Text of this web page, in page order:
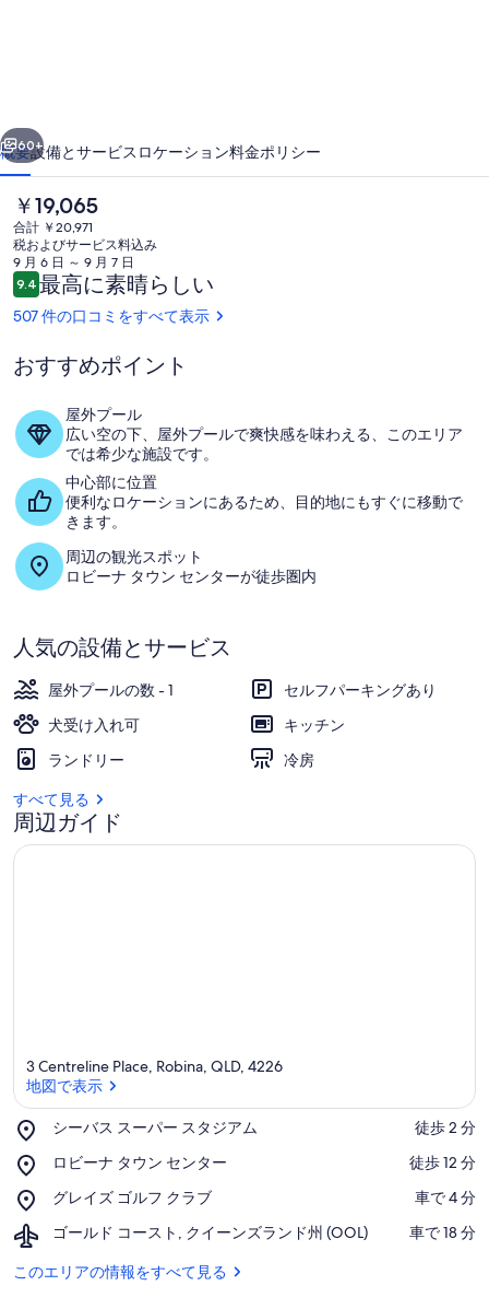
ナ
の
写
真
ギ
ャ
ラ
ー
次へ
60+
概要設備とサービス ロケーション料金ポリシー
現
在
の
料
金
は
￥19,065
す
￥19,065
合計 ￥20,971
税およびサービス料込み
9 月 6 日 ～ 9 月 7 日
口
コ
ミ
9.410段階中9.4
最高に素晴らしい
507 件の口コミをすべて表示
おすすめポイント
屋外プール
広い空の下、屋外プールで爽快感を味わえる、このエリア
では希少な施設です。
中心部に位置
便利なロケーションにあるため、目的地にもすぐに移動で
きます。
周辺の観光スポット
ロビーナ タウン センターが徒歩圏内
人気の設備とサービス
屋外プールの数 - 1
セルフパーキングあり
犬受け入れ可
キッチン
ランドリー
冷房
すべて見る
周辺ガイド
3 Centreline Place, Robina, QLD, 4226
地図で表示
シーバス スーパー スタジアム
Place,
ー
ス
ス
ー
パ
ー
‪徒歩 2 分‬
ロビーナ タウン センター
Place,
ビ
ー
ナ
ウ
‪徒歩 12 分‬
グレイズ ゴルフ クラブ
Place,
レ
ズ
‪車で 4 分‬
ゴールド コースト, クイーンズランド州 (OOL)
Airport,
ー
‪車で 18 分‬
このエリアの情報をすべて見る